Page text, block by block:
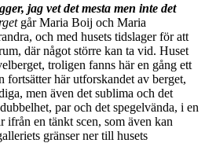
jag vet det mesta men inte det
går Maria Boij och Maria
och med husets tidslager för att
där något större kan ta vid. Huset
troligen fanns här en gång ett
här utforskandet av berget,
men även det sublima och det
par och det spegelvända, i en
ifrån en tänkt scen, som även kan
gränser ner till husets